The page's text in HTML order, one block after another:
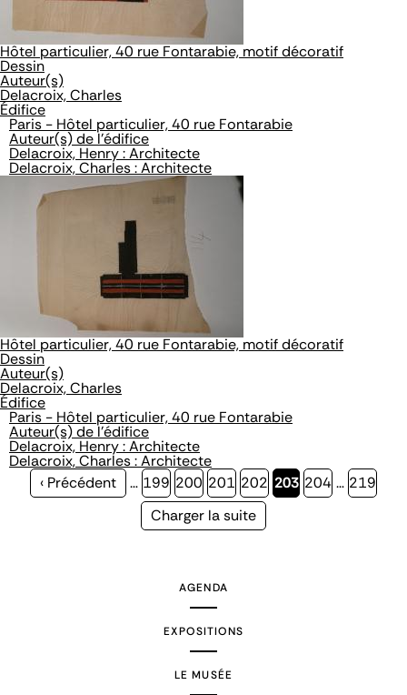
Hôtel particulier, 40 rue Fontarabie, motif décoratif
Dessin
Auteur(s)
Delacroix, Charles
Édifice
Paris - Hôtel particulier, 40 rue Fontarabie
Auteur(s) de l'édifice
Delacroix, Henry : Architecte
Delacroix, Charles : Architecte
Hôtel particulier, 40 rue Fontarabie, motif décoratif
Dessin
Auteur(s)
Delacroix, Charles
Édifice
Paris - Hôtel particulier, 40 rue Fontarabie
Auteur(s) de l'édifice
Delacroix, Henry : Architecte
Delacroix, Charles : Architecte
Page
‹ Précédent … Page
199 Page
200 Page
201 Page
202 Page
203 Page
204 … Page
219
Page
Charger la suite
AGENDA
EXPOSITIONS
LE MUSÉE